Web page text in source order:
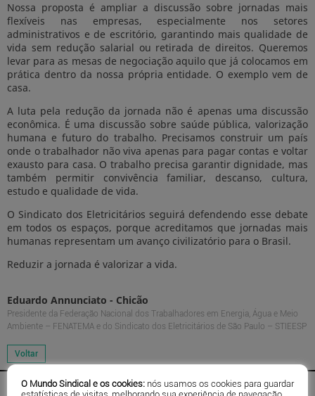
Nossa proposta é ampliar a discussão sobre jornadas mais
flexíveis nas empresas, especialmente nos setores
administrativos e de escritório, garantindo mais qualidade de
vida sem redução salarial ou retirada de direitos. Queremos
levar para as mesas de negociação aquilo que já colocamos em
prática dentro da nossa própria entidade. O exemplo vem de
casa.
A luta pela redução da jornada não é apenas uma discussão
econômica. É uma discussão sobre saúde pública, valorização
humana e futuro do trabalho. Precisamos construir um país
onde o trabalhador não viva apenas para pagar contas e voltar
exausto para casa. O trabalho precisa garantir dignidade, mas
também permitir convivência familiar, descanso, cultura,
estudo e qualidade de vida.
O Sindicato dos Eletricitários seguirá defendendo esse debate
em todos os espaços, porque acreditamos que jornadas mais
humanas representam um avanço civilizatório para o Brasil.
Reduzir a jornada é valorizar a vida.
Eduardo Annunciato - Chicão
Presidente da Federação Nacional dos Trabalhadores em Energia, Água e Meio
Ambiente – FENATEMA e do Sindicato dos Eletricitários de São Paulo – STIEESP
O Mundo Sindical e os cookies: nós usamos os cookies para guardar